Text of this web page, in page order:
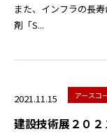
また、インフラの長
剤「S...
2021.11.15 アースコ
建設技術展２０２